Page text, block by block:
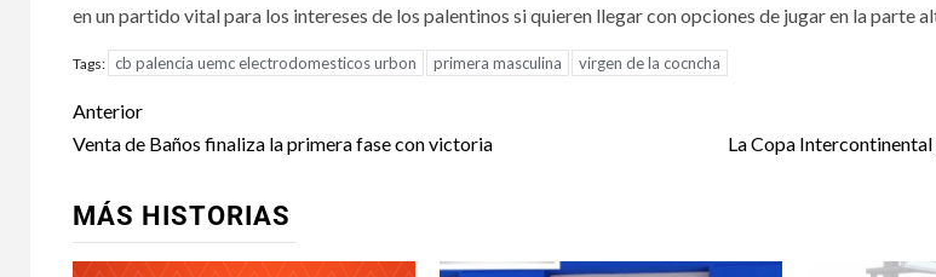
en un partido vital para los intereses de los palentinos si quieren llegar con opciones de jugar en la parte
Tags: cb palencia uemc electrodomesticos urbon primera masculina virgen de la cocncha
Anterior
Venta de Baños finaliza la primera fase con victoria
La Copa
MÁS HISTORIAS